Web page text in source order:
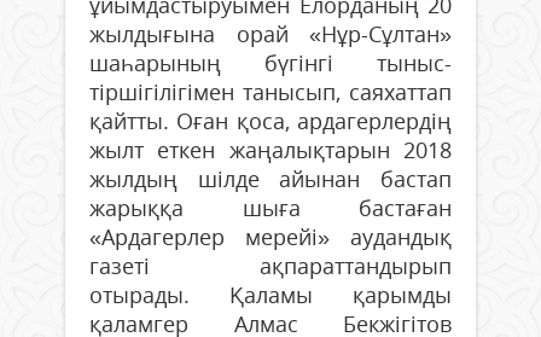
жылдығына орай «Нұр-Сұлтан»
шаһарының бүгінгі тыныс-
тіршігілігімен танысып, саяхаттап
қайтты. Оған қоса, ардагерлердің
жылт еткен жаңалықтарын 2018
жылдың шілде айынан бастап
жарыққа шыға бастаған
«Ардагерлер мерейі» аудандық
газеті ақпараттандырып
отырады. Қаламы қарымды
қаламгер Алмас Бекжігітов